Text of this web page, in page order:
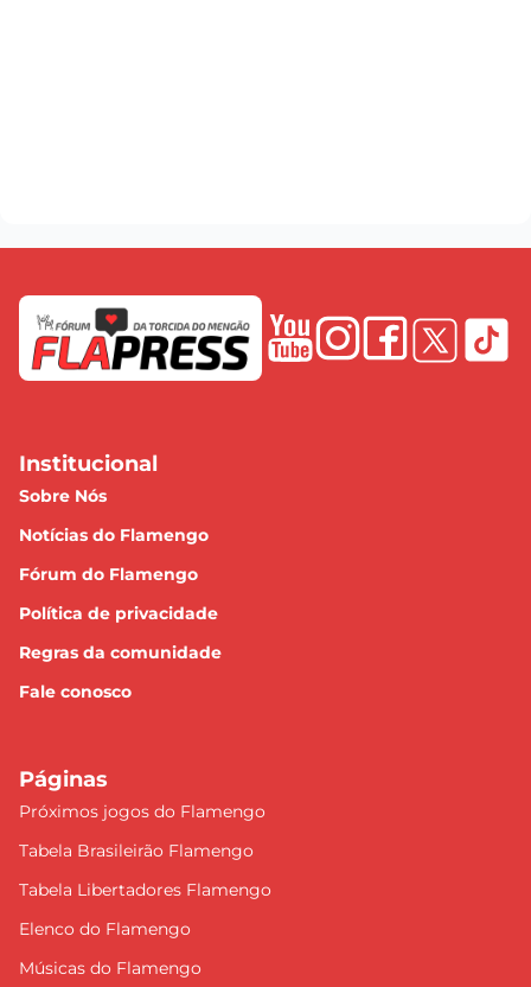
Institucional
Sobre Nós
Notícias do Flamengo
Fórum do Flamengo
Política de privacidade
Regras da comunidade
Fale conosco
Páginas
Próximos jogos do Flamengo
Tabela Brasileirão Flamengo
Tabela Libertadores Flamengo
Elenco do Flamengo
Músicas do Flamengo